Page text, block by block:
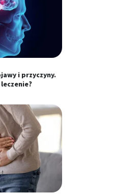
i przyczyny.